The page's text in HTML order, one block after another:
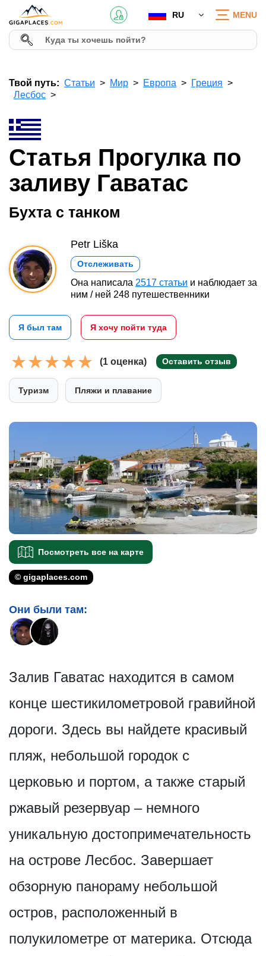
RU MENU
Твой путь: Статьи Мир Европа
Греция
Лесбос
Статья Прогулка по
заливу Гаватас
Бухта с танком
Petr Liška
Отслеживать
Она написала 2517 статьи и наблюдает за
ним / ней 248 путешественники
Я был там Я хочу пойти туда
(1 оценка) Оставить отзыв
Туризм Пляжи и плавание
Посмотреть все на карте
© gigaplaces.com
Они были там:
Залив Гаватас находится в самом
конце шестикилометровой гравийной
дороги. Здесь вы найдете красивый
пляж, небольшой городок с
церковью и портом, а также старый
ржавый резервуар – немного
уникальную достопримечат­ельность
на острове Лесбос. Завершает
обзорную панораму небольшой
остров, расположенный в
полукилометре от материка. Отсюда